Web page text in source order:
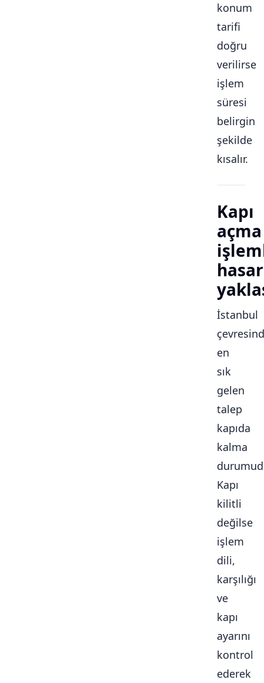
konum
tarifi
doğru
verilirse
işlem
süresi
belirgin
şekilde
kısalır.
Kapı
açma
İstanbul
en
sık
gelen
talep
kapıda
kalma
Kapı
kilitli
değilse
işlem
dili,
karşılığı
ve
kapı
ayarını
kontrol
ederek